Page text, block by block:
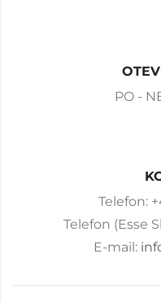
PO -
Telefon:
Telefon (Esse
E-mail: